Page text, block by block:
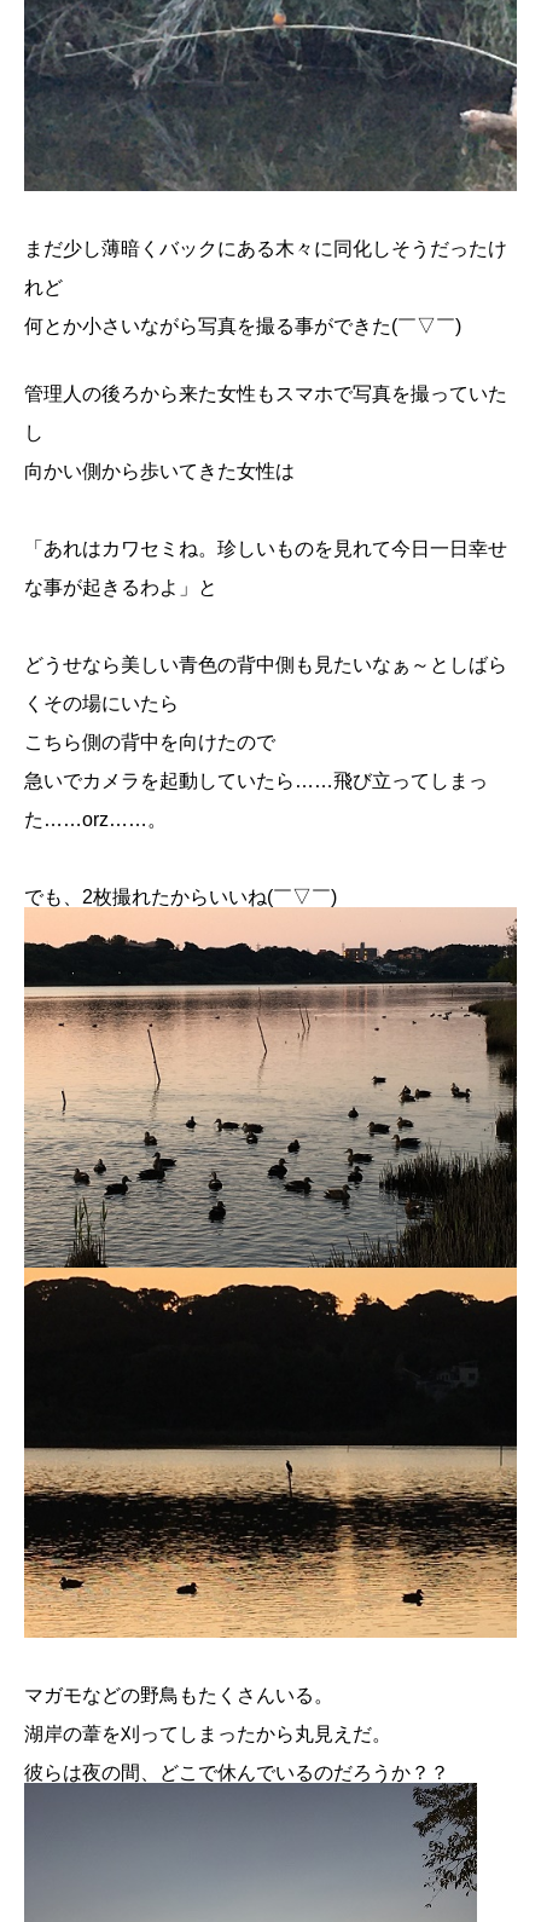
まだ少し薄暗くバックにある木々に同化しそうだったけ
れど
何とか小さいながら写真を撮る事ができた(￣▽￣)
管理人の後ろから来た女性もスマホで写真を撮っていた
し
向かい側から歩いてきた女性は
「あれはカワセミね。珍しいものを見れて今日一日幸せ
な事が起きるわよ」と
どうせなら美しい青色の背中側も見たいなぁ～としばら
くその場にいたら
こちら側の背中を向けたので
急いでカメラを起動していたら……飛び立ってしまっ
た……orz……。
でも、2枚撮れたからいいね(￣▽￣)
マガモなどの野鳥もたくさんいる。
湖岸の葦を刈ってしまったから丸見えだ。
彼らは夜の間、どこで休んでいるのだろうか？？